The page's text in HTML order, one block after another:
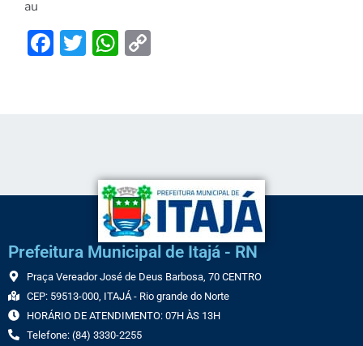
au
Facebook
TwitterWhatsApp
Prefeitura Municipal de Itajá - RN
Praça Vereador José de Deus Barbosa, 70 CENTRO
CEP: 59513-000, ITAJÁ - Rio grande do Norte
HORÁRIO DE ATENDIMENTO: 07H ÀS 13H
Telefone: (84) 3330-2255